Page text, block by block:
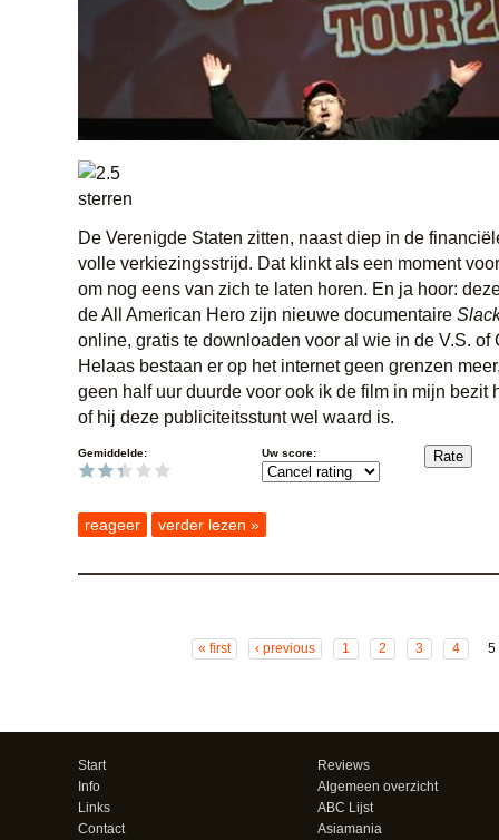
De Verenigde Staten zitten, naast diep in de
volle verkiezingsstrijd. Dat klinkt als een moment
om nog eens van zich te laten horen. En ja hoor:
de All American Hero zijn nieuwe documentaire
online, gratis te downloaden voor al wie in de V.S. of
Helaas bestaan er op het internet geen grenzen
geen half uur duurde voor ook ik de film in mijn bezit
of hij deze publiciteitsstunt wel waard is.
Gemiddelde: Uw score:
reageer verder lezen »
« first ‹ previous 1 2 3 4 5
Start
Info
Links
Contact
Reviews
Algemeen overzicht
ABC Lijst
Asiamania